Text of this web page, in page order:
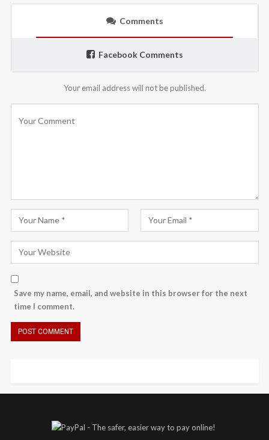
Comments
Facebook Comments
Your email address will not be published.
Save my name, email, and website in this browser for the next
time I comment.